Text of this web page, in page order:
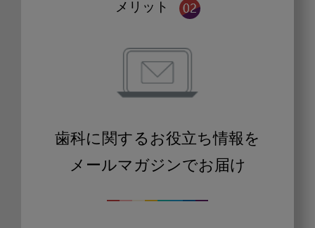
メリット
歯科に関するお役立ち情報を
メールマガジンでお届け